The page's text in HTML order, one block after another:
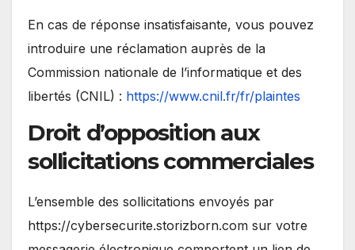
En cas de réponse insatisfaisante, vous pouvez
introduire une réclamation auprès de la
Commission nationale de l’informatique et des
libertés (CNIL) : https://www.cnil.fr/fr/plaintes
Droit d’opposition aux
sollicitations commerciales
L’ensemble des sollicitations envoyés par
https://cybersecurite.storizborn.com sur votre